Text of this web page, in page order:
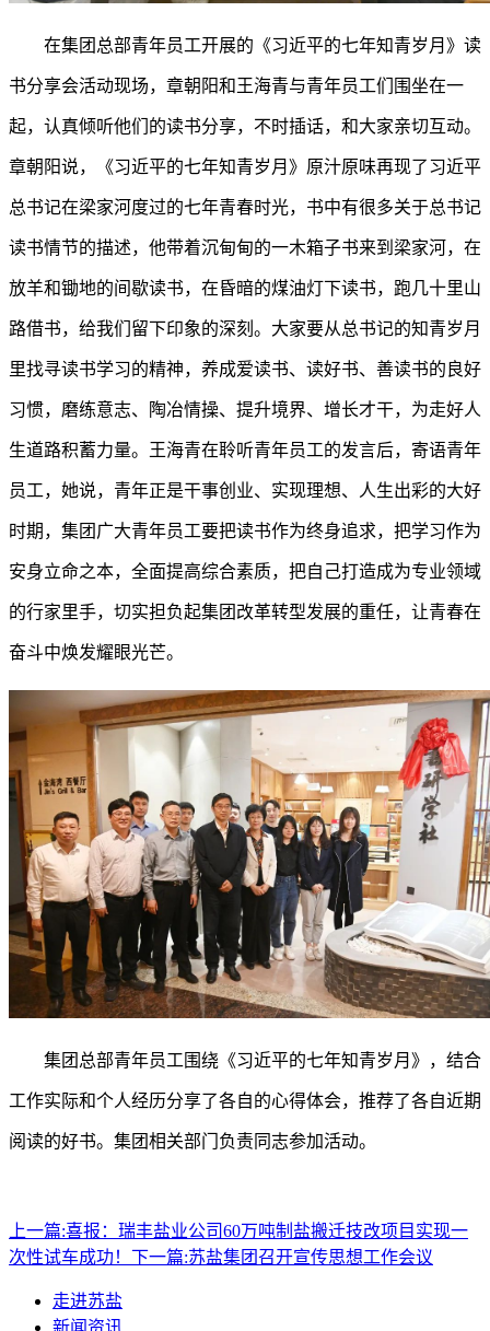
在集团总部青年员工开展的《习近平的七年知青岁月》读
书分享会活动现场，章朝阳和王海青与青年员工们围坐在一
起，认真倾听他们的读书分享，不时插话，和大家亲切互动。
章朝阳说，《习近平的七年知青岁月》原汁原味再现了习近平
总书记在梁家河度过的七年青春时光，书中有很多关于总书记
读书情节的描述，他带着沉甸甸的一木箱子书来到梁家河，在
放羊和锄地的间歇读书，在昏暗的煤油灯下读书，跑几十里山
路借书，给我们留下印象的深刻。大家要从总书记的知青岁月
里找寻读书学习的精神，养成爱读书、读好书、善读书的良好
习惯，磨练意志、陶冶情操、提升境界、增长才干，为走好人
生道路积蓄力量。王海青在聆听青年员工的发言后，寄语青年
员工，她说，青年正是干事创业、实现理想、人生出彩的大好
时期，集团广大青年员工要把读书作为终身追求，把学习作为
安身立命之本，全面提高综合素质，把自己打造成为专业领域
的行家里手，切实担负起集团改革转型发展的重任，让青春在
奋斗中焕发耀眼光芒。
集团总部青年员工围绕《习近平的七年知青岁月》，结合
工作实际和个人经历分享了各自的心得体会，推荐了各自近期
阅读的好书。集团相关部门负责同志参加活动。
上一篇:喜报：瑞丰盐业公司60万吨制盐搬迁技改项目实现一
次性试车成功！ 下一篇:苏盐集团召开宣传思想工作会议
走进苏盐
新闻资讯